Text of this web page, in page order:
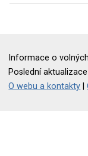
Informace o
Poslední
O webu a kontakty |